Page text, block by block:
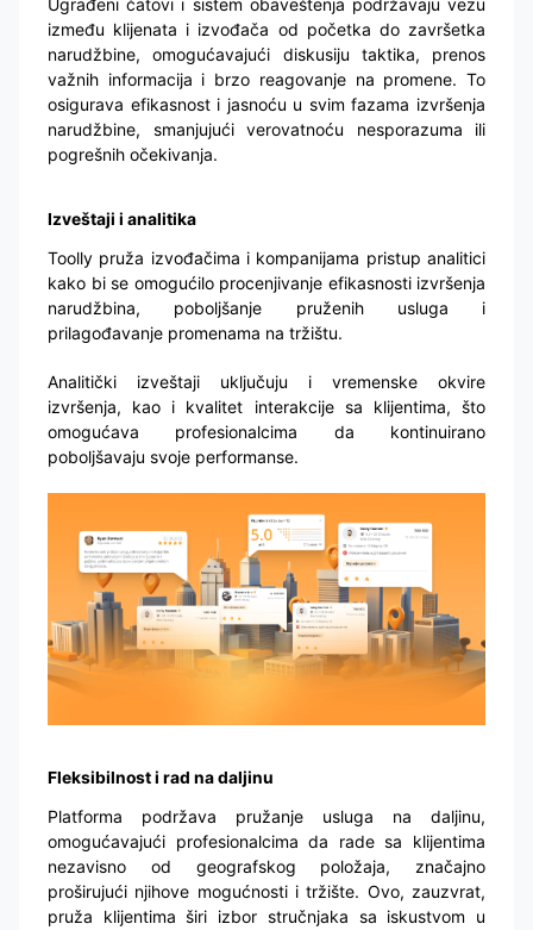
između klijenata i izvođača od početka do završetka
narudžbine, omogućavajući diskusiju taktika, prenos
važnih informacija i brzo reagovanje na promene. To
osigurava efikasnost i jasnoću u svim fazama izvršenja
narudžbine, smanjujući verovatnoću nesporazuma ili
pogrešnih očekivanja.
Izveštaji i analitika
Toolly pruža izvođačima i kompanijama pristup analitici
kako bi se omogućilo procenjivanje efikasnosti izvršenja
narudžbina, poboljšanje pruženih usluga i
prilagođavanje promenama na tržištu.
Analitički izveštaji uključuju i vremenske okvire
izvršenja, kao i kvalitet interakcije sa klijentima, što
omogućava profesionalcima da kontinuirano
poboljšavaju svoje performanse.
Fleksibilnost i rad na daljinu
Platforma podržava pružanje usluga na daljinu,
omogućavajući profesionalcima da rade sa klijentima
nezavisno od geografskog položaja, značajno
proširujući njihove mogućnosti i tržište. Ovo, zauzvrat,
pruža klijentima širi izbor stručnjaka sa iskustvom u